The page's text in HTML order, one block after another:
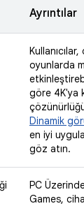
Ayrıntılar
oyunlarda
göre 4K'ya
Dinamik
en iyi
göz atın.
PC
Games,